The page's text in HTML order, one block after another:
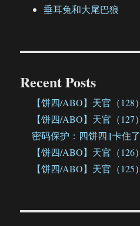
垂耳兔和大尾巴狼
Recent Posts
【饼四/ABO】天官（128）
【饼四/ABO】天官（127）
密码保护：四饼四‖卡住了
【饼四/ABO】天官（126）
【饼四/ABO】天官（125）